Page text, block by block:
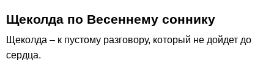
Щеколда по Весеннему соннику
Щеколда – к пустому разговору, который не дойдет до
сердца.